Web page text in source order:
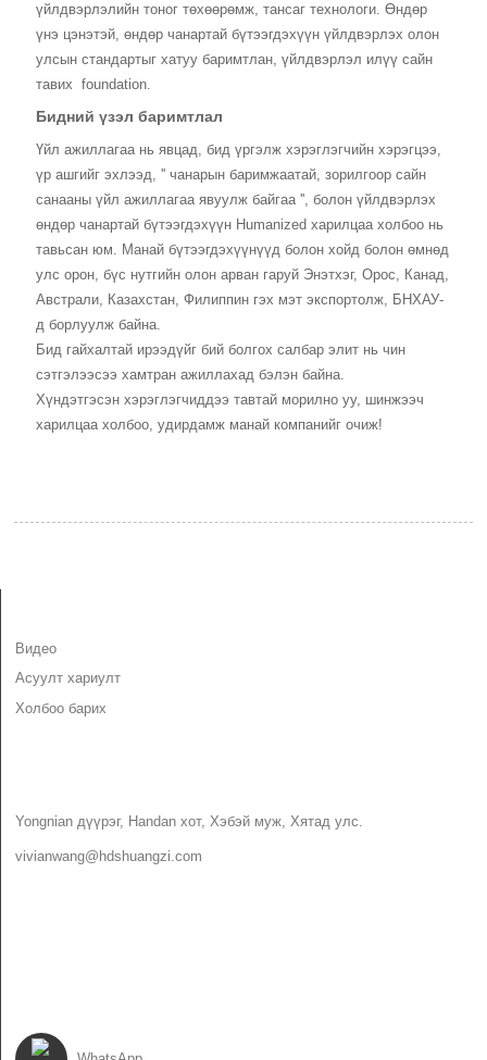
үйлдвэрлэлийн тоног төхөөрөмж, тансаг технологи. Өндөр
үнэ цэнэтэй, өндөр чанартай бүтээгдэхүүн үйлдвэрлэх олон
улсын стандартыг хатуу баримтлан, үйлдвэрлэл илүү сайн
тавих
foundation.
Бидний үзэл баримтлал
Үйл ажиллагаа нь явцад, бид үргэлж хэрэглэгчийн хэрэгцээ,
үр ашгийг эхлээд, '' чанарын баримжаатай, зорилгоор сайн
санааны үйл ажиллагаа явуулж байгаа '', болон үйлдвэрлэх
өндөр чанартай бүтээгдэхүүн Humanized харилцаа холбоо нь
тавьсан юм. Манай бүтээгдэхүүнүүд болон хойд болон өмнөд
улс орон, бүс нутгийн олон арван гаруй Энэтхэг, Орос, Канад,
Австрали, Казахстан, Филиппин гэх мэт экспортолж, БНХАУ-
д борлуулж байна.
Бид гайхалтай ирээдүйг бий болгох салбар элит нь чин
сэтгэлээсээ хамтран ажиллахад бэлэн байна.
Хүндэтгэсэн хэрэглэгчиддээ тавтай морилно уу, шинжээч
харилцаа холбоо, удирдамж манай компанийг очиж!
Видео
Асуулт хариулт
Холбоо барих
Yongnian дүүрэг, Handan хот, Хэбэй муж, Хятад улс.
vivianwang@hdshuangzi.com